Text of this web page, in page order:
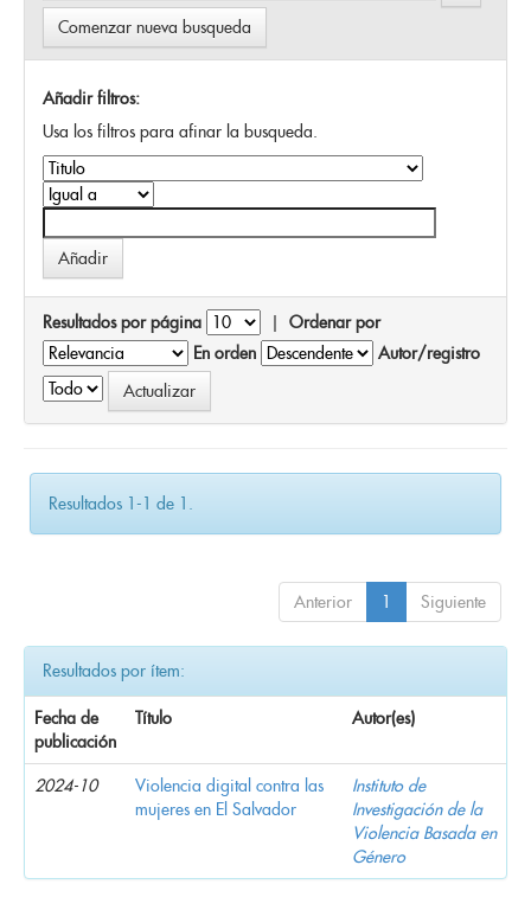
Comenzar nueva busqueda
Añadir filtros:
Usa los filtros para afinar la busqueda.
Resultados por página | Ordenar por
En orden
Autor/registro
Resultados 1-1 de 1.
Anterior 1 Siguiente
Resultados por ítem:
Fecha de
publicación
Título Autor(es)
2024-10
Violencia digital contra las
mujeres en El Salvador
Instituto de
Investigación de la
Violencia Basada en
Género